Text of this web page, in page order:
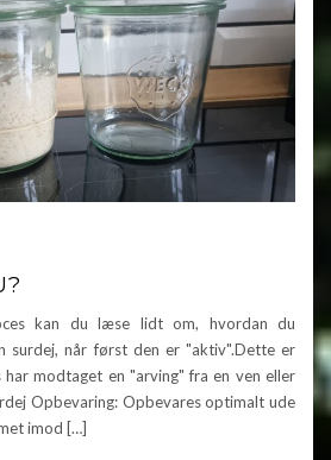
kan du læse lidt om, hvordan du
surdej, når først den er "aktiv".Dette er
har modtaget en "arving" fra en ven eller
Opbevaring: Opbevares optimalt ude
imod […]